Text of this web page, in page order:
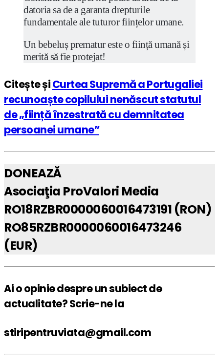
datoria sa de a garanta drepturile
fundamentale ale tuturor ființelor umane.
Un bebeluș prematur este o ființă umană și
merită să fie protejat!
Citește șiCurtea Supremă a Portugaliei
recunoaște copilului nenăscut statutul
de „ființă înzestrată cu demnitatea
persoanei umane”
DONEAZĂ
Asociaţia ProValori Media
RO18RZBR0000060016473191 (RON)
RO85RZBR0000060016473246
(EUR)
Ai o opinie despre un subiect de
actualitate? Scrie-ne la
stiripentruviata@gmail.com